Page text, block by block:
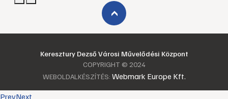
›
Keresztury Dezső Városi Művelődési Központ
COPYRIGHT © 2024
WEBOLDALKÉSZÍTÉS: Webmark Europe Kft.
PrevNext